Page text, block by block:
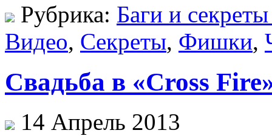
Рубрика: Баги и
Видео, Секреты, Фишки,
Свадьба в «Cross
14 Апрель 2013